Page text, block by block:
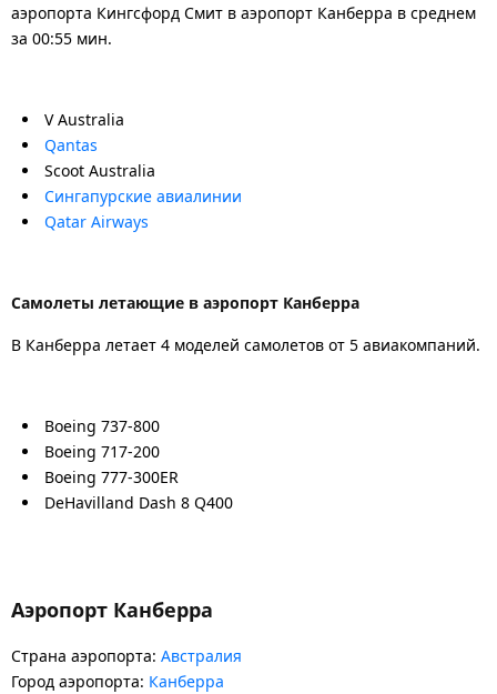
аэропорта Кингсфорд Смит в аэропорт Канберра в среднем
за 00:55 мин.
V Australia
Qantas
Scoot Australia
Сингапурские авиалинии
Qatar Airways
Самолеты летающие в аэропорт Канберра
В Канберра летает 4 моделей самолетов от 5 авиакомпаний.
Boeing 737-800
Boeing 717-200
Boeing 777-300ER
DeHavilland Dash 8 Q400
Аэропорт Канберра
Страна аэропорта: Австралия
Город аэропорта: Канберра